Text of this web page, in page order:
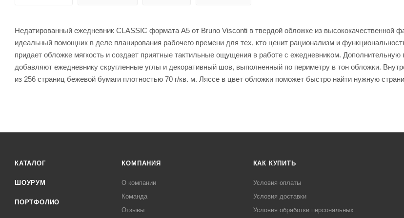
Недатированный ежедневник CLASSIC формата А5 от Bruno Visconti в твердой обложке из высококачественной
идеальный помощник в деле планирования рабочего времени для тех, кто ценит рационализм и
придает обложке мягкость и создает приятные тактильные ощущения в работе с ежедневником. Дополнительную
добавляют ежедневнику скругленные углы и декоративный шов, выполненный по периметру в тон обложки.
из 256 страниц бежевой бумаги плотностью 70 г/кв. м. Ляссе в цвет обложки поможет быстро найти нужную
КАТАЛОГ
ШОУРУМ
ПОРТФОЛИО
КОМПАНИЯ
О компании
Команда
Отзывы
КАК КУПИТЬ
Условия оплаты
Условия доставки
Условия обработки персональных